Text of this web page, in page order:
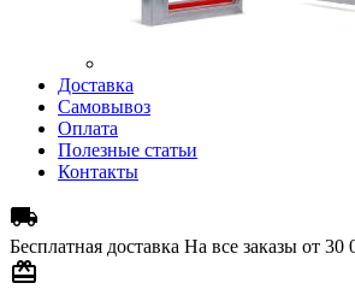
Доставка
Самовывоз
Оплата
Полезные статьи
Контакты

Бесплатная доставка На все заказы от 30
